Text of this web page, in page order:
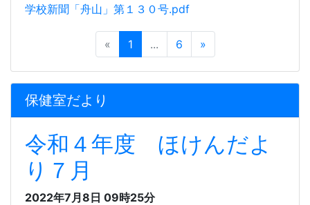
学校新聞「舟山」第１３０号.pdf
« 1 ... 6 »
保健室だより
令和４年度 ほけんだよ
り７月
2022年7月8日 09時25分